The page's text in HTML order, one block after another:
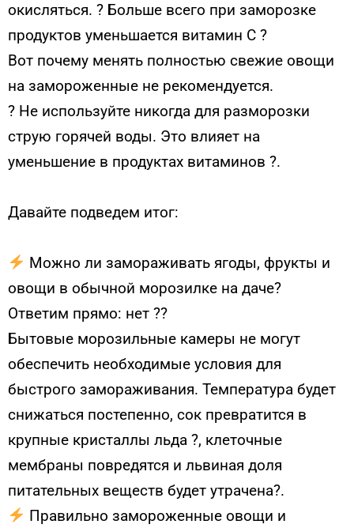
окисляться. ? Больше всего при заморозке
продуктов уменьшается витамин С ?
Вот почему менять полностью свежие овощи
на замороженные не рекомендуется.
? Не используйте никогда для разморозки
струю горячей воды. Это влияет на
уменьшение в продуктах витаминов ?.
Давайте подведем итог:
Можно ли замораживать ягоды, фрукты и
овощи в обычной морозилке на даче?
Ответим прямо: нет ??
Бытовые морозильные камеры не могут
обеспечить необходимые условия для
быстрого замораживания. Температура будет
снижаться постепенно, сок превратится в
крупные кристаллы льда ?, клеточные
мембраны повредятся и львиная доля
питательных веществ будет утрачена?.
Правильно замороженные овощи и